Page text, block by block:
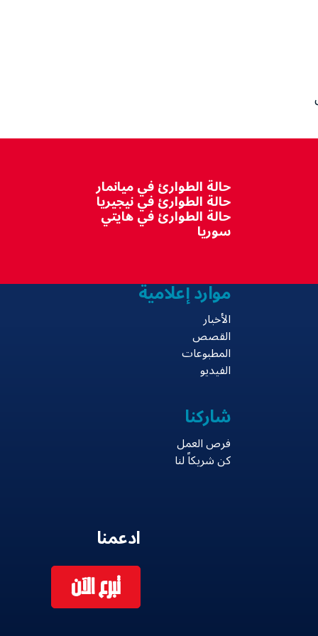
من
حالة الطوارئ في ميانمار
حالة الطوارئ في نيجيريا
حالة الطوارئ في هايتي
سوريا
موارد إعلامية
الأخبار
القصص
المطبوعات
الفيديو
شاركنا
فرص العمل
كن شريكاً لنا
ادعمنا
تبرع الآن